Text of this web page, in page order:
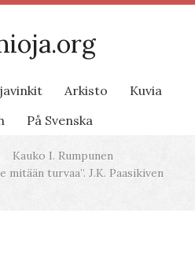
Arkisto
Kuvia
På Svenska
Kauko I. Rumpunen
turvaa”. J.K. Paasikiven